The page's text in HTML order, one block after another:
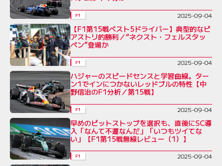
F1 2025-09-04
【F1第15戦ベスト5ドライバー】典型的なピ
アストリ的勝利／“ネクスト・フェルスタッ
ペン”登場か
F1 2025-09-04
ハジャーのスピードセンスと学習曲線。ター
ン1でインにつかないレッドブルの特性【中
野信治のF1分析／第15戦】
F1 2025-09-04
早めのピットストップを選択も、直後にSC導
入「なんて不運なんだ」「いつもツイてな
い」【F1第15戦無線レビュー（1）】
F1 2025-09-04